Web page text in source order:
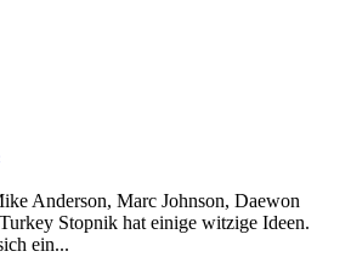
Anderson, Marc Johnson, Daewon
Stopnik hat einige witzige Ideen.
ein...